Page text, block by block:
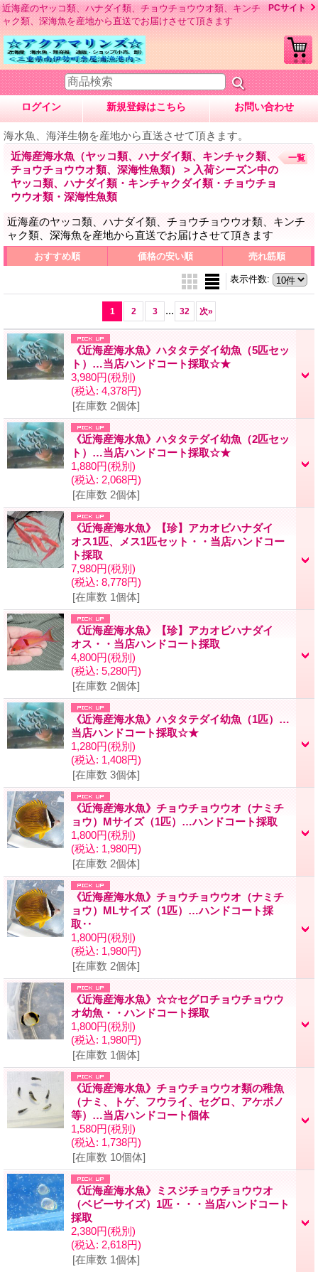
近海産のヤッコ類、ハナダイ類、チョウチョウウオ類、キンチ
ャク類、深海魚を産地から直送でお届けさせて頂きます
PCサイト
ログイン 新規登録はこちら お問い合わせ
海水魚、海洋生物を産地から直送させて頂きます。
近海産海水魚（ヤッコ類、ハナダイ類、キンチャク類、
チョウチョウウオ類、深海性魚類） > 入荷シーズン中の
ヤッコ類、ハナダイ類・キンチャクダイ類・チョウチョ
ウウオ類・深海性魚類
近海産のヤッコ類、ハナダイ類、チョウチョウウオ類、キンチ
ャク類、深海魚を産地から直送でお届けさせて頂きます
一覧
おすすめ順 価格の安い順 売れ筋順
表示件数:
1 2 3 ... 32 次»
《近海産海水魚》ハタタテダイ幼魚（5匹セッ
ト）…当店ハンドコート採取☆★
3,980円(税別)
(税込: 4,378円)
[在庫数 2個体]
《近海産海水魚》ハタタテダイ幼魚（2匹セッ
ト）…当店ハンドコート採取☆★
1,880円(税別)
(税込: 2,068円)
[在庫数 2個体]
《近海産海水魚》【珍】アカオビハナダイ
オス1匹、メス1匹セット・・当店ハンドコー
ト採取
7,980円(税別)
(税込: 8,778円)
[在庫数 1個体]
《近海産海水魚》【珍】アカオビハナダイ
オス・・当店ハンドコート採取
4,800円(税別)
(税込: 5,280円)
[在庫数 2個体]
《近海産海水魚》ハタタテダイ幼魚（1匹）…
当店ハンドコート採取☆★
1,280円(税別)
(税込: 1,408円)
[在庫数 3個体]
《近海産海水魚》チョウチョウウオ（ナミチ
ョウ）Mサイズ（1匹）…ハンドコート採取
1,800円(税別)
(税込: 1,980円)
[在庫数 2個体]
《近海産海水魚》チョウチョウウオ（ナミチ
ョウ）MLサイズ（1匹）…ハンドコート採
取‥
1,800円(税別)
(税込: 1,980円)
[在庫数 2個体]
《近海産海水魚》☆☆セグロチョウチョウウ
オ幼魚・・ハンドコート採取
1,800円(税別)
(税込: 1,980円)
[在庫数 1個体]
《近海産海水魚》チョウチョウウオ類の稚魚
（ナミ、トゲ、フウライ、セグロ、アケボノ
等）…当店ハンドコート個体
1,580円(税別)
(税込: 1,738円)
[在庫数 10個体]
《近海産海水魚》ミスジチョウチョウウオ
（ベビーサイズ）1匹・・・当店ハンドコート
採取
2,380円(税別)
(税込: 2,618円)
[在庫数 1個体]